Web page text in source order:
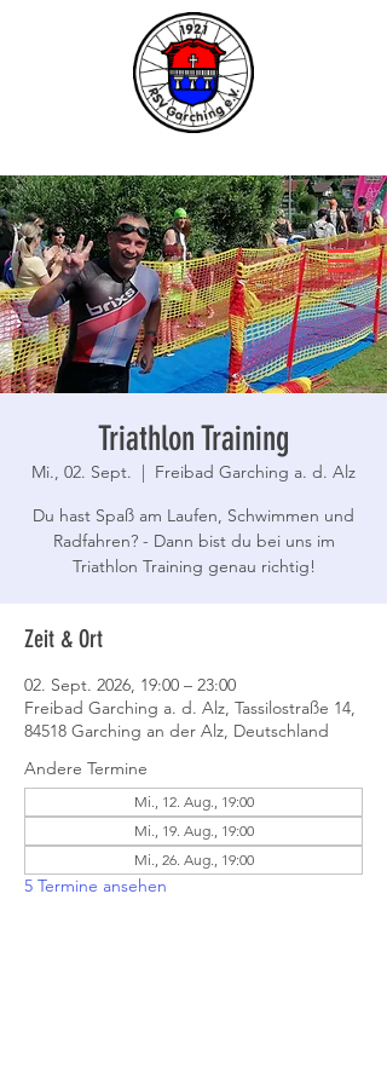
Triathlon Training
Mi., 02. Sept.
  |
Freibad Garching a. d. Alz
Du hast Spaß am Laufen, Schwimmen und
Radfahren? - Dann bist du bei uns im
Triathlon Training genau richtig!
Zeit & Ort
02. Sept. 2026, 19:00 – 23:00
Freibad Garching a. d. Alz, Tassilostraße 14,
84518 Garching an der Alz, Deutschland
Andere Termine
Mi., 12. Aug., 19:00
Mi., 19. Aug., 19:00
Mi., 26. Aug., 19:00
5 Termine ansehen